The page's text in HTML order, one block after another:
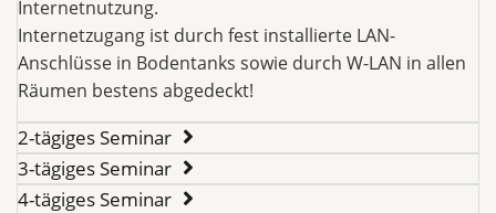
Internetnutzung.
Internetzugang ist durch fest installierte LAN-
Anschlüsse in Bodentanks sowie durch W-LAN in allen
Räumen bestens abgedeckt!
2-tägiges Seminar
3-tägiges Seminar
4-tägiges Seminar